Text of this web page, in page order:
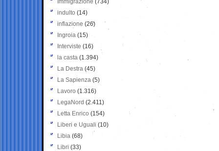
Immigrazione (734)
indulto (14)
inflazione (26)
Ingroia (15)
Interviste (16)
la casta (1.394)
La Destra (45)
La Sapienza (5)
Lavoro (1.316)
LegaNord (2.411)
Letta Enrico (154)
Liberi e Uguali (10)
Libia (68)
Libri (33)